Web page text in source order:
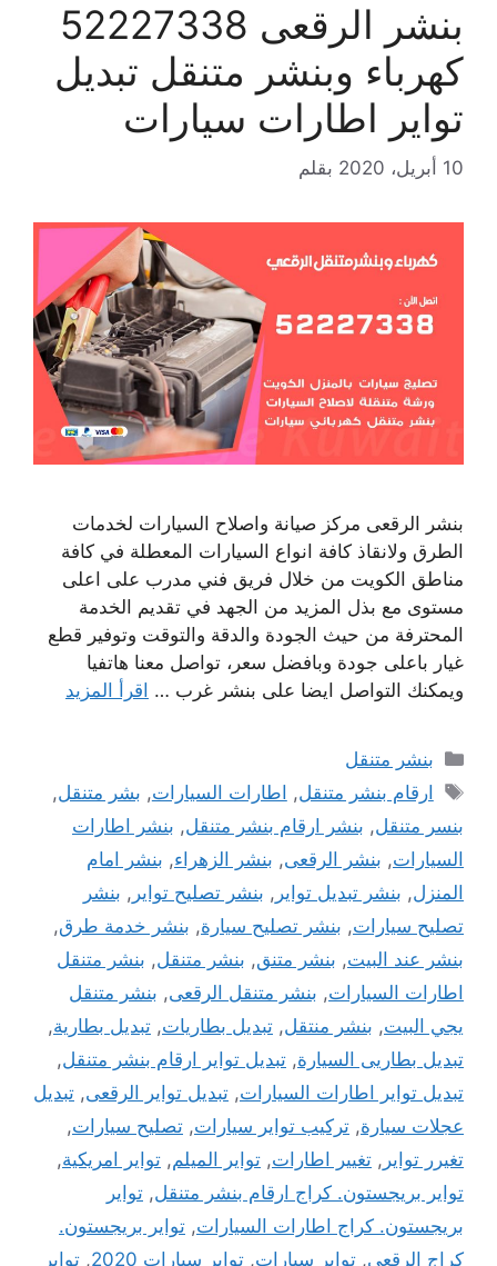
بنشر الرقعى 52227338
كهرباء وبنشر متنقل تبديل
تواير اطارات سيارات
10 أبريل، 2020 بقلم
بنشر الرقعى مركز صيانة واصلاح السيارات لخدمات
الطرق ولانقاذ كافة انواع السيارات المعطلة في كافة
مناطق الكويت من خلال فريق فني مدرب على اعلى
مستوى مع بذل المزيد من الجهد في تقديم الخدمة
المحترفة من حيث الجودة والدقة والتوقت وتوفير قطع
غيار باعلى جودة وبافضل سعر، تواصل معنا هاتفيا
ويمكنك التواصل ايضا على بنشر غرب … اقرأ المزيد
التصنيفات
بنشر متنقل
الوسوم
ارقام بنشر متنقل, اطارات السيارات, بشر متنقل,
بنسر متنقل, بنشر ارقام بنشر متنقل, بنشر اطارات
السيارات, بنشر الرقعى, بنشر الزهراء, بنشر امام
المنزل, بنشر تبديل تواير , بنشر تصليح تواير , بنشر
تصليح سيارات, بنشر تصليح سيارة, بنشر خدمة طرق,
بنشر عند البيت, بنشر متنق, بنشر متنقل, بنشر متنقل
اطارات السيارات, بنشر متنقل الرقعى, بنشر متنقل
يجي البيت, بنشر منتقل, تبديل بطاريات, تبديل بطارية,
تبديل بطاريى السيارة, تبديل تواير ارقام بنشر متنقل,
تبديل تواير اطارات السيارات, تبديل تواير الرقعى, تبديل
عجلات سيارة, تركيب تواير سيارات, تصليح سيارات,
تغيرر تواير , تغيير اطارات, تواير الميلم, تواير امريكية,
تواير بريجستون. كراج ارقام بنشر متنقل, تواير
بريجستون. كراج اطارات السيارات, تواير بريجستون.
كراج الرقعى, تواير سيارات, تواير سيارات 2020 , تواير